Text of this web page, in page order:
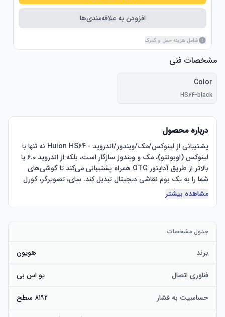
افزودن به علاقه‌مندی‌ها
شامل هزینه حمل و گمرک
مشخصات فنی
Color
HS64-black
درباره محصول
است و دیگر نیازی به شارژ نیست. دکمه های کناری قلم به شما
هر ترکیب میانبری که در درایور Huion ترجیح می دهید تنظیم کنید
مشاهده بیشتر
جدول مشخصات
برند هویون
فناوری اتصال یو اس بی
حساسیت به فشار ۸۱۹۲ سطح